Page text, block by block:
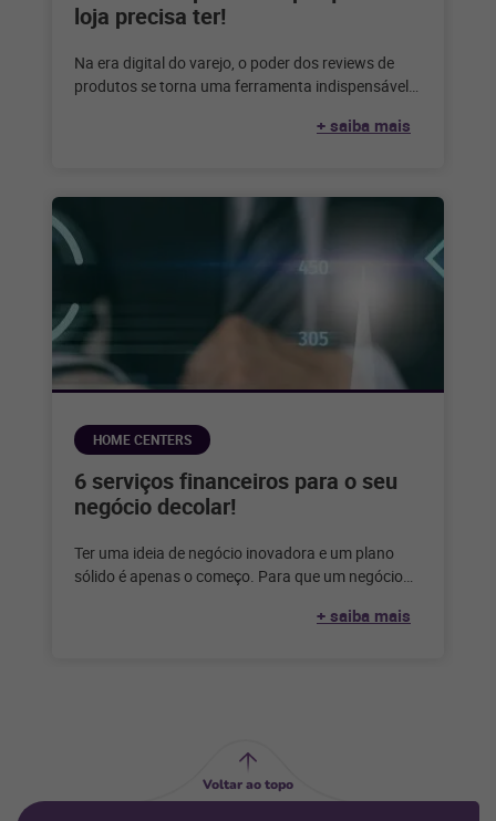
loja precisa ter!
Na era digital do varejo, o poder dos reviews de
produtos se torna uma ferramenta indispensável.
+ saiba mais
HOME CENTERS
6 serviços financeiros para o seu
negócio decolar!
Ter uma ideia de negócio inovadora e um plano
sólido é apenas o começo. Para que um negócio
+ saiba mais
Voltar ao topo